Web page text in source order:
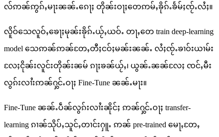
လ်ဢၼ်ဢွၵ်ႇမႃးၼၼ်ႉၵေႃႈ တိုၼ်းဝႃႈတေဢမ်ႇၶိုၵ်ႉၶႅမ်ႈၸႂ်ႉလႆႈ။
လိူဝ်သေလူဝ်ႇၶေႃႈမုၼ်းၶိုၵ်ႉယႂ်ႇယဝ်ႉ တႃႇတေ train deep-learning
model သေဢၼ်ဢၼ်တႄႇတီႈငဝ်ႈမၼ်းၼၼ်ႉ လႆႈၸႂ်ႉၶၢဝ်းယၢမ်း
လႄႈငိုၼ်းလူင်းတိုၼ်းၼမ် ၵႃႈၶၼ်ယႂ်ႇ၊ ယွၼ်ႉၼၼ်လႄႈ ၸင်ႇမီး
လွၵ်းလၢႆးဢၼ်ႁွင်ႉဝႃႈ Fine-Tune ၼၼ်ႉမႃး။
Fine-Tune ၼၼ်ႉပဵၼ်လွၵ်းလၢႆးၼိုင်ႈ ဢၼ်ႁွင်ႉဝႃႈ transfer-
learning ၵၢၼ်သိုပ်ႇသူင်ႇတၢင်းႁူႉ ဢၼ် pre-trained မေႃႇတႄႇ